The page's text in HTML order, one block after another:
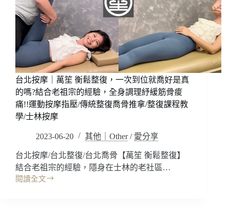
石
舒
摩
太
舒
服
了
吧!!
到
我
痠
台北按摩｜萬笙 衡鬆整復，一次到位就喬好是真
的嗎?結合老祖宗的經驗，全身調理紓緩筋骨痠
痛!!運動按摩指壓/傳統整復喬骨推拿/整復課程教
學/士林按摩
2023-06-20 其他｜Other/ 愛分享
台北按摩/台北整復/台北喬骨【萬笙 衡鬆整復】
結合老祖宗的經驗，隱身在士林的老社區…
閱讀全文
台